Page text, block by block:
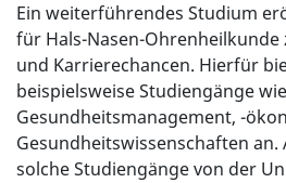
Ein weiterführendes Studium
für Hals-Nasen-Ohrenheilkunde
und Karrierechancen. Hierfür
beispielsweise Studiengänge wie
Gesundheitsmanagement, -
Gesundheitswissenschaften
solche Studiengänge von der